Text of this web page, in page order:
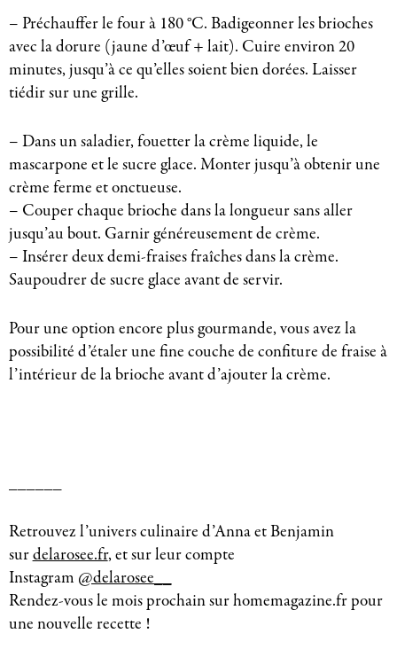
– Préchauffer le four à 180 °C. Badigeonner les brioches
avec la dorure (jaune d’œuf + lait). Cuire environ 20
minutes, jusqu’à ce qu’elles soient bien dorées. Laisser
tiédir sur une grille.
– Dans un saladier, fouetter la crème liquide, le
mascarpone et le sucre glace. Monter jusqu’à obtenir une
crème ferme et onctueuse.
– Couper chaque brioche dans la longueur sans aller
jusqu’au bout. Garnir généreusement de crème.
– Insérer deux demi-fraises fraîches dans la crème.
Saupoudrer de sucre glace avant de servir.
Pour une option encore plus gourmande, vous avez la
possibilité d’étaler une fine couche de confiture de fraise à
l’intérieur de la brioche avant d’ajouter la crème.
Retrouvez l’univers culinaire d’Anna et Benjamin
surdelarosee.fr, et sur leur compte
Instagram @delarosee__
Rendez-vous le mois prochain sur homemagazine.fr pour
une nouvelle recette !